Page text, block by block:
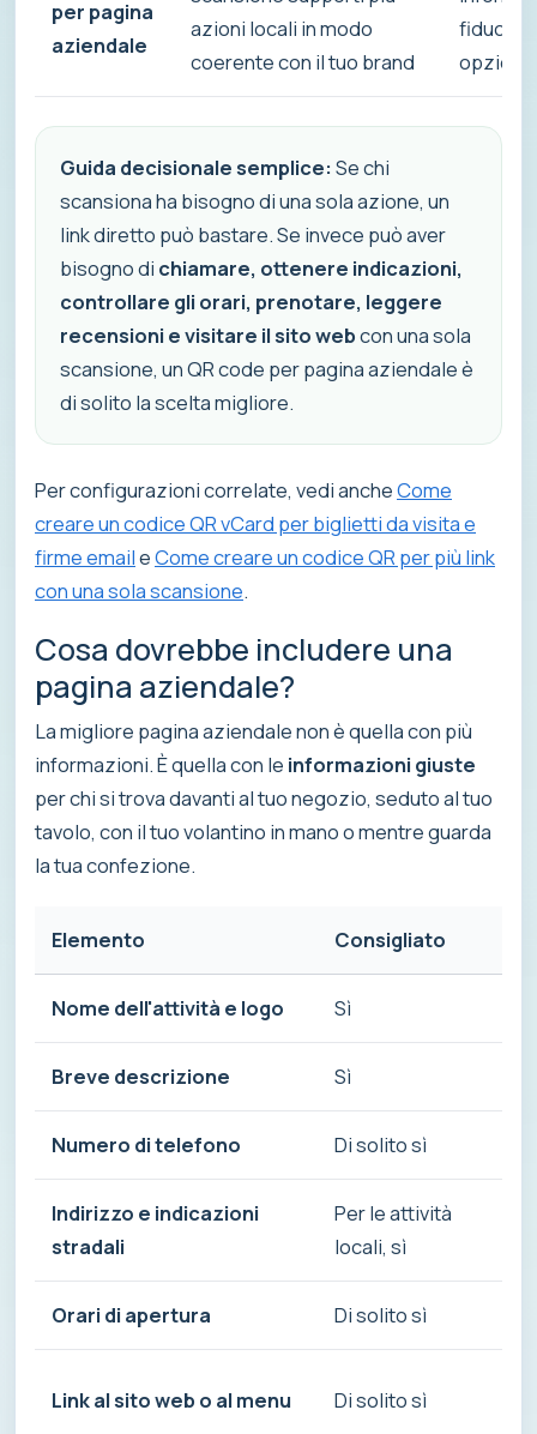
per pagina
aziendale
azioni locali in modo
coerente con il tuo brand
fiducia,
opzioni
Guida decisionale semplice: Se chi
scansiona ha bisogno di una sola azione, un
link diretto può bastare. Se invece può aver
bisogno di chiamare, ottenere indicazioni,
controllare gli orari, prenotare, leggere
recensioni e visitare il sito webcon una sola
scansione, un QR code per pagina aziendale è
di solito la scelta migliore.
Per configurazioni correlate, vedi ancheCome
creare un codice QR vCard per biglietti da visita e
firme emaileCome creare un codice QR per più link
con una sola scansione.
Cosa dovrebbe includere una
pagina aziendale?
La migliore pagina aziendale non è quella con più
informazioni. È quella con le informazioni giuste
per chi si trova davanti al tuo negozio, seduto al tuo
tavolo, con il tuo volantino in mano o mentre guarda
la tua confezione.
Elemento Consigliato
Nome dell'attività e logo Sì
Breve descrizione Sì
Numero di telefono Di solito sì
Indirizzo e indicazioni
stradali
Per le attività
locali, sì
Orari di apertura Di solito sì
Link al sito web o al menu Di solito sì